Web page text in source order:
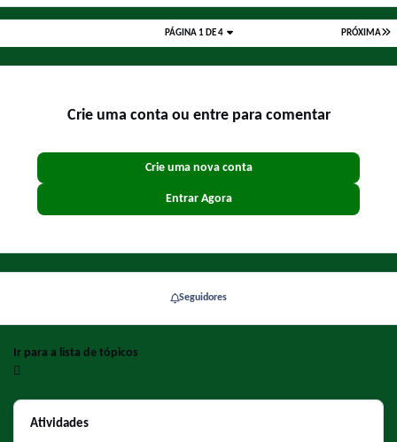
PRÓXIMA
PÁGINA 1 DE 4
Crie uma conta ou entre para comentar
Crie uma nova conta
Entrar Agora
Seguidores
Ir para a lista de tópicos
Atividades